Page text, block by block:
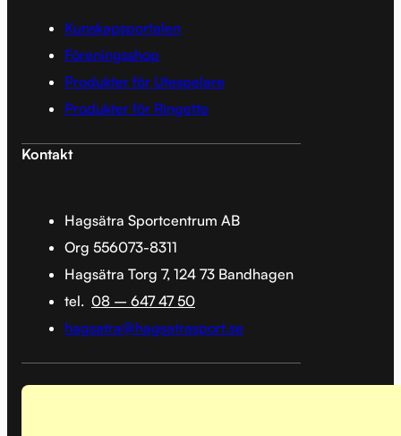
Kunskapsportalen
Föreningsshop
Produkter för Utespelare
Produkter för Ringette
Kontakt
Hagsätra Sportcentrum AB
Org 556073-8311
Hagsätra Torg 7, 124 73 Bandhagen
tel. 08 – 647 47 50
hagsatra@hagsatrasport.se